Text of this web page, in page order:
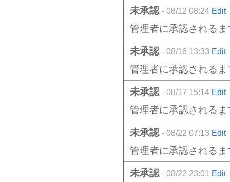
未承認 - 08/12 08:24 Edit
管理者に承認される
未承認 - 08/16 13:33 Edit
管理者に承認される
未承認 - 08/17 15:14 Edit
管理者に承認される
未承認 - 08/22 07:13 Edit
管理者に承認される
未承認 - 08/22 23:01 Edit